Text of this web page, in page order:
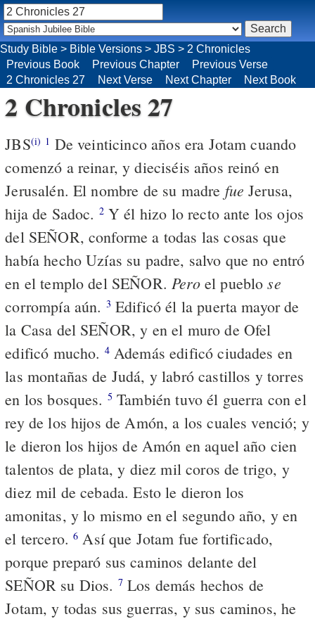
Study Bible > Bible Versions > JBS > 2 Chronicles
Previous Book
Previous Chapter
Previous Verse
2 Chronicles 27
Next Verse Next Chapter Next Book
2 Chronicles 27
JBS(i) 1 De veinticinco años era Jotam cuando
comenzó a reinar, y dieciséis años reinó en
Jerusalén. El nombre de su madre fue Jerusa,
hija de Sadoc. 2Y él hizo lo recto ante los ojos
del SEÑOR, conforme a todas las cosas que
había hecho Uzías su padre, salvo que no entró
en el templo del SEÑOR. Peroel pueblose
corrompía aún. 3 Edificó él la puerta mayor de
la Casa del SEÑOR, y en el muro de Ofel
edificó mucho. 4Además edificó ciudades en
las montañas de Judá, y labró castillos y torres
en los bosques. 5 También tuvo él guerra con el
rey de los hijos de Amón, a los cuales venció; y
le dieron los hijos de Amón en aquel año cien
talentos de plata, y diez mil coros de trigo, y
diez mil de cebada. Esto le dieron los
amonitas, y lo mismo en el segundo año, y en
el tercero.6 Así que Jotam fue fortificado,
porque preparó sus caminos delante del
SEÑOR su Dios. 7Los demás hechos de
Jotam, y todas sus guerras, y sus caminos, he